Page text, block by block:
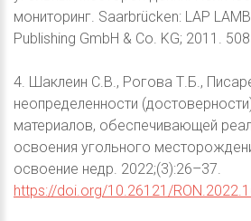
мониторинг. Saarbrücken: LAP
Publishing GmbH & Co. KG; 2011.
4. Шаклеин С.В., Рогова Т.Б.,
неопределенности
материалов, обеспечивающей
освоения угольного
освоение недр. 2022;(3):26–37.
https://doi.org/10.26121/